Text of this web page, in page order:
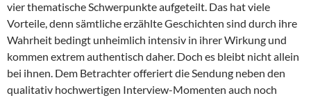
vier thematische Schwerpunkte aufgeteilt. Das hat viele
Vorteile, denn sämtliche erzählte Geschichten sind durch ihre
Wahrheit bedingt unheimlich intensiv in ihrer Wirkung und
kommen extrem authentisch daher. Doch es bleibt nicht allein
bei ihnen. Dem Betrachter offeriert die Sendung neben den
qualitativ hochwertigen Interview-Momenten auch noch